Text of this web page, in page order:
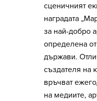
сценичният
наградата
за най-добро
определена
държави.
създателя на
връчват
на медиите,